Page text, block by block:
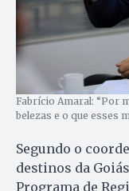
Fabrício Amaral: “Por
belezas e o que esses
Segundo o
destinos da
Programa de